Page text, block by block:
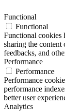
Functional
Functional
Functional cookies
sharing the
feedbacks, and
Performance
Performance
Performance
performance
better user
Analytics